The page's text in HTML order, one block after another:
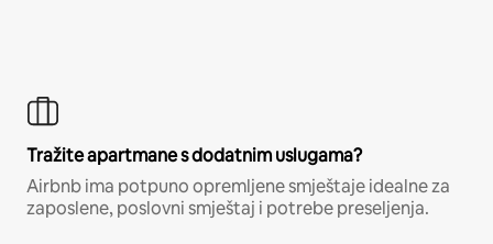
Tražite apartmane s dodatnim uslugama?
Airbnb ima potpuno opremljene smještaje idealne za
zaposlene, poslovni smještaj i potrebe preseljenja.